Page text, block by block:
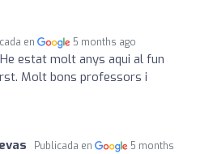
en 5 months ago
He estat molt anys aqui al fun
Molt bons professors i
Publicada en
5 months